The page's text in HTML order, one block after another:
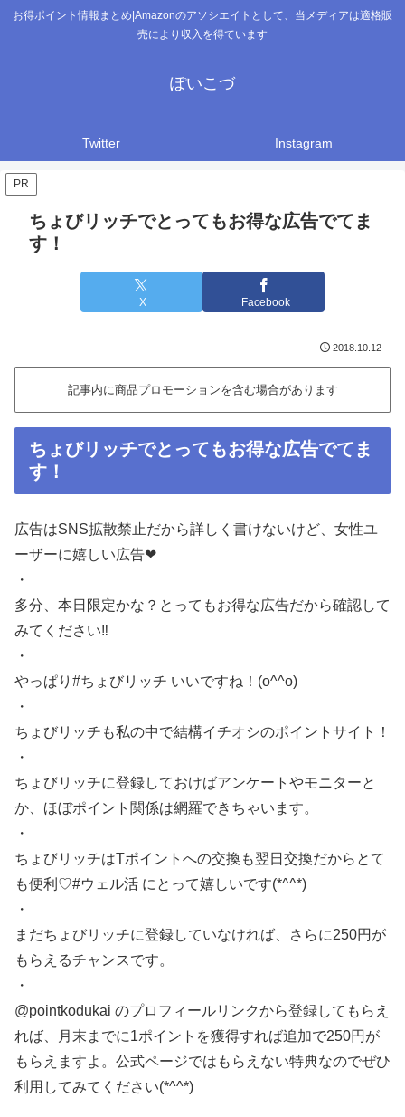
お得ポイント情報まとめ|Amazonのアソシエイトとして、当メディアは適格販
売により収入を得ています
ぽいこづ
Twitter Instagram
PR
ちょびリッチでとってもお得な広告でてま
す！
X Facebook
2018.10.12
記事内に商品プロモーションを含む場合があります
ちょびリッチでとってもお得な広告でてま
す！
広告はSNS拡散禁止だから詳しく書けないけど、女性ユ
ーザーに嬉しい広告❤︎
・
多分、本日限定かな？とってもお得な広告だから確認して
みてください‼️
・
やっぱり#ちょびリッチ いいですね！(o^^o)
・
ちょびリッチも私の中で結構イチオシのポイントサイト！
・
ちょびリッチに登録しておけばアンケートやモニターと
か、ほぼポイント関係は網羅できちゃいます。
・
ちょびリッチはTポイントへの交換も翌日交換だからとて
も便利♡#ウェル活 にとって嬉しいです(*^^*)
・
まだちょびリッチに登録していなければ、さらに250円が
もらえるチャンスです。
・
@pointkodukai のプロフィールリンクから登録してもらえ
れば、月末までに1ポイントを獲得すれば追加で250円が
もらえますよ。公式ページではもらえない特典なのでぜひ
利用してみてください(*^^*)